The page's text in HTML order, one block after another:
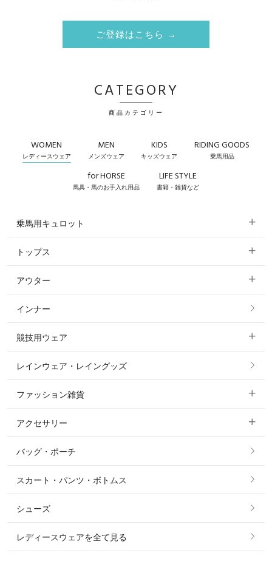
ご登録はこちら →
CATEGORY
商品カテゴリー
WOMEN
レディースウェア
MEN
メンズウェア
KIDS
キッズウェア
RIDING GOODS
乗馬用品
for HORSE
馬具・馬のお手入れ用品
LIFE STYLE
書籍・雑貨など
乗馬用キュロット
すべてのキュロット
フルグリップ・尻革 キュロット
ニーグリップ・膝革 キュロット
トップス
すべてのトップス
ポロシャツ
カットソー・Tシャツ・タンクトップ
ニット・セーター
シャツ・ブラウス・ワンピース
アウター
すべてのアウター
コート
ジャケット・ブルゾン
インナー
競技用ウェア
すべての競技用ウェア
ショージャケット
ショーシャツ
レインウェア・レイングッズ
ファッション雑貨
すべてのファッション雑貨
ソックス
ベルト
アクセサリー
すべてのアクセサリー
リング
ピアス・イヤリング
バッグ・ポーチ
スカート・パンツ・ボトムス
シューズ
レディースウェアを全て見る